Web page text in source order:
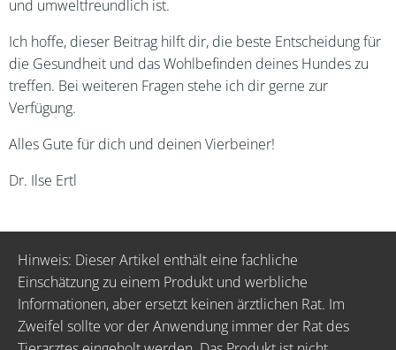
und umweltfreundlich ist.
Ich hoffe, dieser Beitrag hilft dir, die beste Entscheidung für
die Gesundheit und das Wohlbefinden deines Hundes zu
treffen. Bei weiteren Fragen stehe ich dir gerne zur
Verfügung.
Alles Gute für dich und deinen Vierbeiner!
Dr. Ilse Ertl
Hinweis: Dieser Artikel enthält eine fachliche
Einschätzung zu einem Produkt und werbliche
Informationen, aber ersetzt keinen ärztlichen Rat. Im
Zweifel sollte vor der Anwendung immer der Rat des